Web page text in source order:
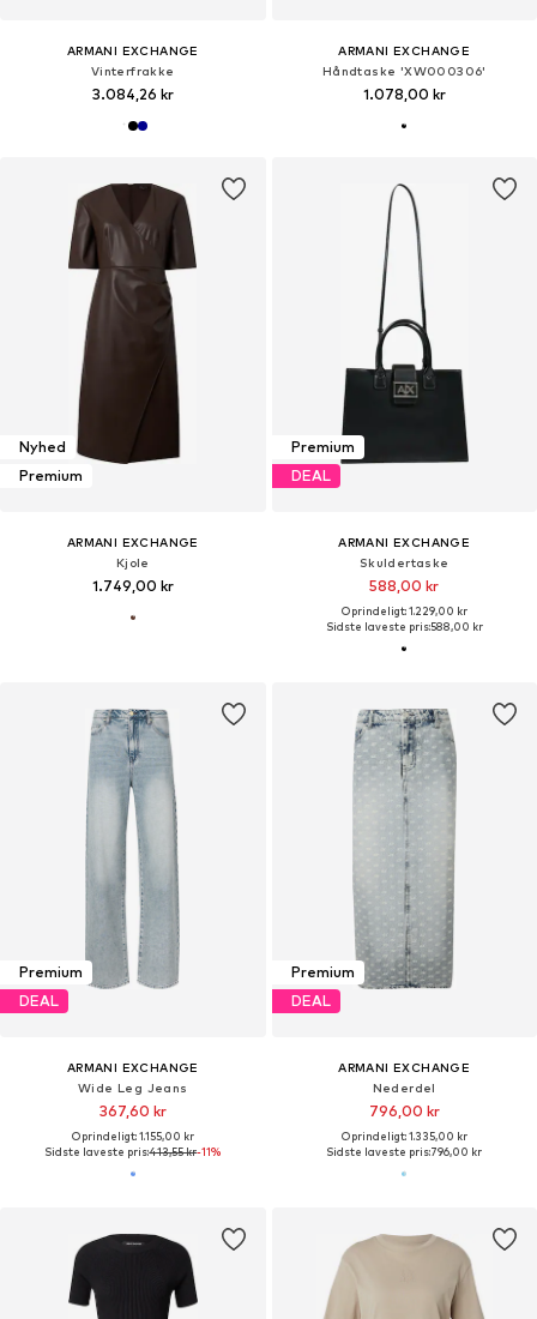
ARMANI EXCHANGE
Vinterfrakke
3.084,26 kr
ARMANI EXCHANGE
Håndtaske 'XW000306'
1.078,00 kr
Nyhed
Premium
ARMANI EXCHANGE
Kjole
1.749,00 kr
Premium
DEAL
ARMANI EXCHANGE
Skuldertaske
588,00 kr
Oprindeligt: 1.229,00 kr
Sidste laveste pris:588,00 kr
Premium
DEAL
ARMANI EXCHANGE
Wide Leg Jeans
367,60 kr
Oprindeligt: 1.155,00 kr
Sidste laveste pris:413,55 kr-11%
Premium
DEAL
ARMANI EXCHANGE
Nederdel
796,00 kr
Oprindeligt: 1.335,00 kr
Sidste laveste pris:796,00 kr